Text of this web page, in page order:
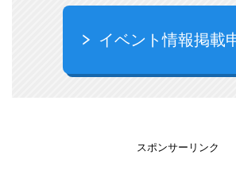
イベント情報掲載
スポンサーリンク